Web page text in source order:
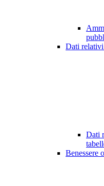
Dati
Dati
Benessere